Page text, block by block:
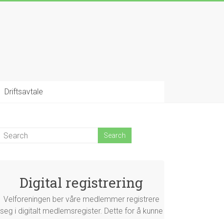
Driftsavtale
Digital registrering
Velforeningen ber våre medlemmer registrere
seg i digitalt medlemsregister. Dette for å kunne